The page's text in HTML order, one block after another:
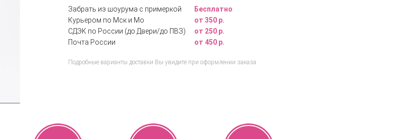
Забрать из шоурума с примеркой
Бесплатно
Курьером по Мск и Мо
от 350 р.
СДЭК по России (до Двери/до ПВЗ)
от 250 р.
Почта России
от 450 р.
Подробные варианты доставки Вы увидите при оформлении заказа